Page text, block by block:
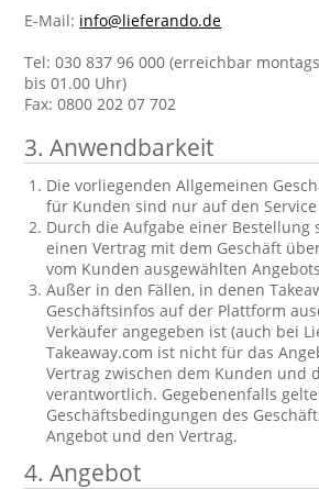
E-Mail: info@lieferando.de
Tel: 030 837 96 000 (erreichbar
bis 01.00 Uhr)
Fax: 0800 202 07 702
3. Anwendbarkeit
Die vorliegenden Allgemeinen
für Kunden sind nur auf den
Durch die Aufgabe einer Bestellung
einen Vertrag mit dem Geschäft
vom Kunden ausgewählten
Außer in den Fällen, in denen
Geschäftsinfos auf der Plattform
Verkäufer angegeben ist (auch bei
Takeaway.com ist nicht für das
Vertrag zwischen dem Kunden und
verantwortlich. Gegebenenfalls
Geschäftsbedingungen des
Angebot und den Vertrag.
4. Angebot